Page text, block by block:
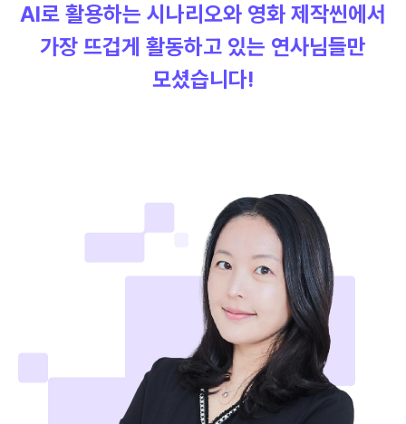
AI로 활용하는 시나리오와 영화 제작씬에서
가장 뜨겁게 활동하고 있는 연사님들만
모셨습니다!